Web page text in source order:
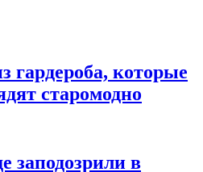
гардероба, которые
старомодно
заподозрили в